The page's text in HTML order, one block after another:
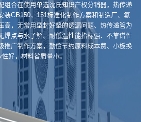
组合在使用单选沈氏知识产权分销器，热传递
装GB150，151标准化制作方案和制造厂、氟
高，无常用型封好垫的透漏问题、热传递管为
焊点与水了解、耐低温性能指标强、不靠谱性
推广制作方案，勤俭节约原料成本费、小板换
好，材料省质量小。